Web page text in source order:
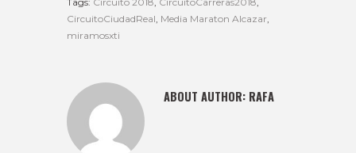
CircuitoCiudadReal, Media Maraton Alcazar,
miramosxti
ABOUT AUTHOR: RAFA